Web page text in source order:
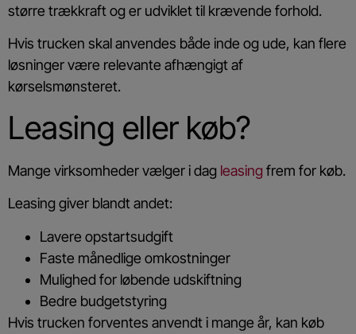
større trækkraft og er udviklet til krævende forhold.
Hvis trucken skal anvendes både inde og ude, kan flere
løsninger være relevante afhængigt af
kørselsmønsteret.
Leasing eller køb?
Mange virksomheder vælger i dag leasing frem for køb.
Leasing giver blandt andet:
Lavere opstartsudgift
Faste månedlige omkostninger
Mulighed for løbende udskiftning
Bedre budgetstyring
Hvis trucken forventes anvendt i mange år, kan køb